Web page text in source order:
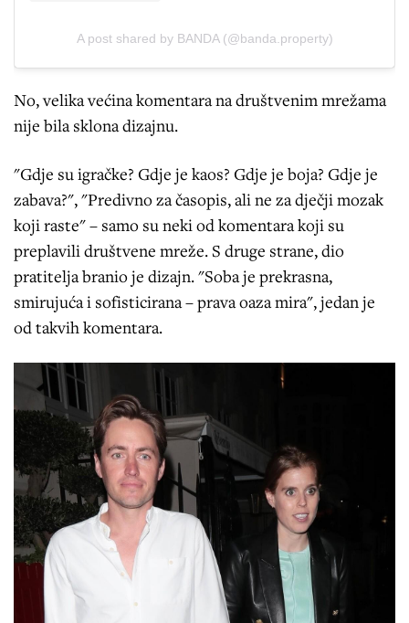
A post shared by BANDA (@banda.property)
No, velika većina komentara na društvenim mrežama
nije bila sklona dizajnu.
"Gdje su igračke? Gdje je kaos? Gdje je boja? Gdje je
zabava?", "Predivno za časopis, ali ne za dječji mozak
koji raste" – samo su neki od komentara koji su
preplavili društvene mreže. S druge strane, dio
pratitelja branio je dizajn. "Soba je prekrasna,
smirujuća i sofisticirana – prava oaza mira", jedan je
od takvih komentara.